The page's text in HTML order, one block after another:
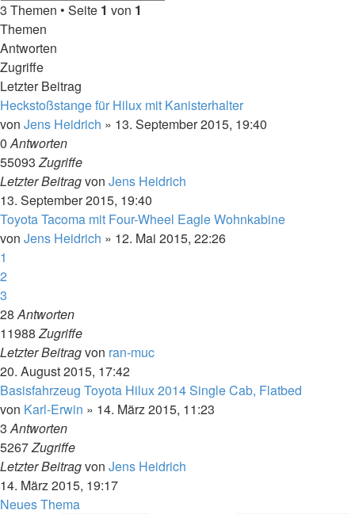
3 Themen • Seite 1 von 1
Themen
Antworten
Zugriffe
Letzter Beitrag
Heckstoßstange für Hilux mit Kanisterhalter
von Jens Heidrich » 13. September 2015, 19:40
0Antworten
55093Zugriffe
Letzter Beitragvon Jens Heidrich
13. September 2015, 19:40
Toyota Tacoma mit Four-Wheel Eagle Wohnkabine
von Jens Heidrich » 12. Mai 2015, 22:26
1
2
3
28Antworten
11988Zugriffe
Letzter Beitragvon ran-muc
20. August 2015, 17:42
Basisfahrzeug Toyota Hilux 2014 Single Cab, Flatbed
von Karl-Erwin » 14. März 2015, 11:23
3Antworten
5267Zugriffe
Letzter Beitragvon Jens Heidrich
14. März 2015, 19:17
Neues Thema